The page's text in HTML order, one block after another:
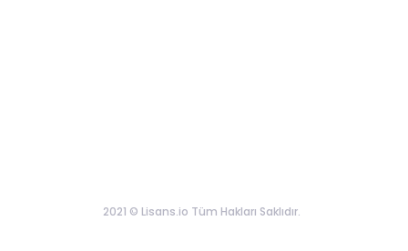
2021 © Lisans.io Tüm Hakları Saklıdır.